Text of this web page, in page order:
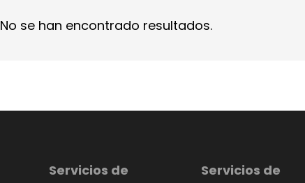
No se han encontrado resultados.
Servicios de
Servicios de